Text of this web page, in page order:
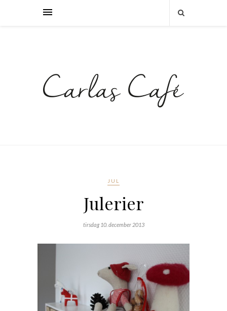
JUL
Julerier
tirsdag 10. december 2013